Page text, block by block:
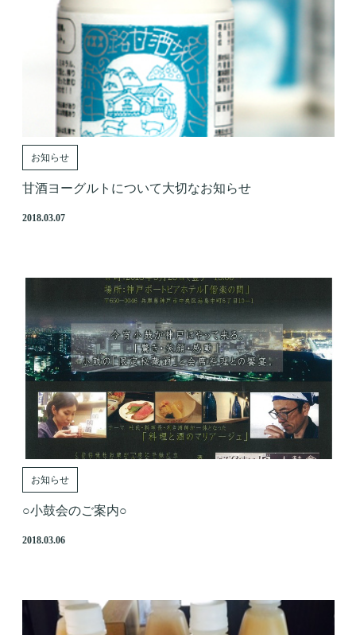
お知らせ
甘酒ヨーグルトについて大切なお知らせ
2018.03.07
お知らせ
○小鼓会のご案内○
2018.03.06